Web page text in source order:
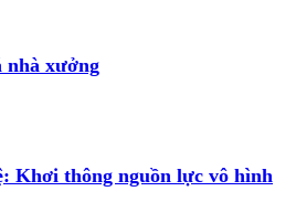
nhà xưởng
Khơi thông nguồn lực vô hình